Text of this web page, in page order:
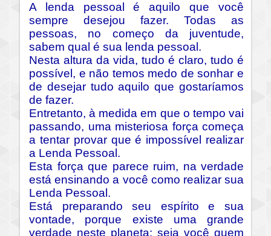
A lenda pessoal é aquilo que você
sempre desejou fazer. Todas as
pessoas, no começo da juventude,
sabem qual é sua lenda pessoal.
Nesta altura da vida, tudo é claro, tudo é
possível, e não temos medo de sonhar e
de desejar tudo aquilo que gostaríamos
de fazer.
Entretanto, à medida em que o tempo vai
passando, uma misteriosa força começa
a tentar provar que é impossível realizar
a Lenda Pessoal.
Esta força que parece ruim, na verdade
está ensinando a você como realizar sua
Lenda Pessoal.
Está preparando seu espírito e sua
vontade, porque existe uma grande
verdade neste planeta: seja você quem